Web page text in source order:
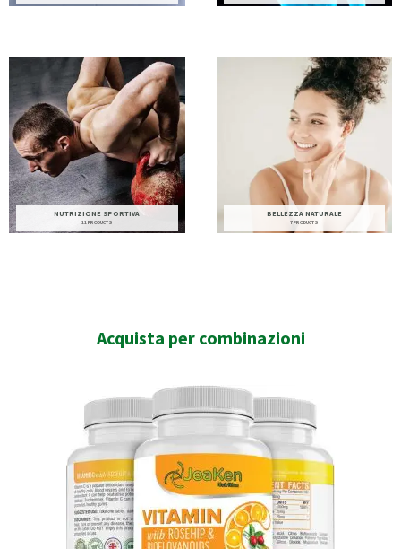
NUTRIZIONE SPORTIVA
11 PRODUCTS
BELLEZZA NATURALE
7 PRODUCTS
Acquista per combinazioni